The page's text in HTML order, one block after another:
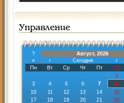
Управление
?
Август, 2026
«
‹ Сегодня ›
Пн
Вт Ср Чт Пт Сб
1
3
4 5 6 7 8
10
11 12 13 14 15
17
18 19 20 21 22